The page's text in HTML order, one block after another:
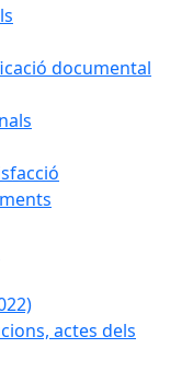
documental
actes dels